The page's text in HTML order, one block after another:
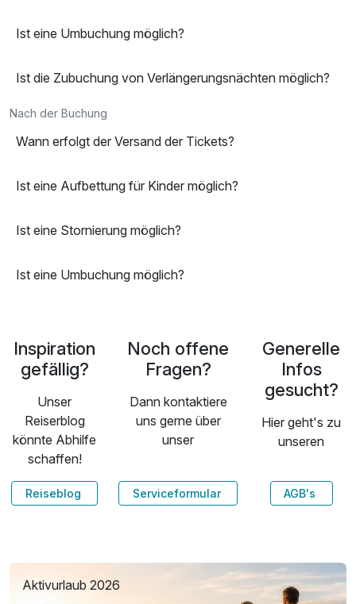
Ist eine Umbuchung möglich?
Ist die Zubuchung von Verlängerungsnächten möglich?
Nach der Buchung
Wann erfolgt der Versand der Tickets?
Ist eine Aufbettung für Kinder möglich?
Ist eine Stornierung möglich?
Ist eine Umbuchung möglich?
Inspiration
gefällig?
Unser
Reiserblog
könnte Abhilfe
schaffen!
Reiseblog
Noch offene
Fragen?
Dann kontaktiere
uns gerne über
unser
Serviceformular
Generelle
Infos
gesucht?
Hier geht's zu
unseren
AGB's
Aktivurlaub 2026